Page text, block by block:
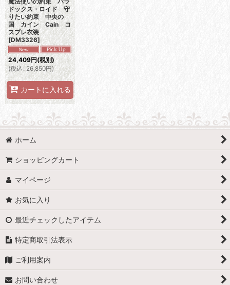
ドックス・ロイド 守
りたい約束 中央の
国 カイン Cain コ
スプレ衣装
[DM3326]
24,409円(税別)
(税込 : 26,850円)
カートに入れる
ホーム
ショッピングカート
マイページ
お気に入り
最近チェックしたアイテム
特定商取引法表示
ご利用案内
お問い合わせ